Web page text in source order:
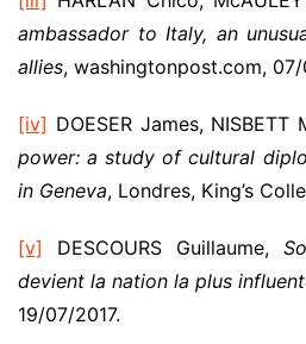
ambassador to Italy, an
allies, washingtonpost.com,
[iv] DOESER James, NISBETT
power: a study of cultural
in Geneva, Londres, King’s
[v] DESCOURS Guillaume,
devient la nation la plus
19/07/2017.